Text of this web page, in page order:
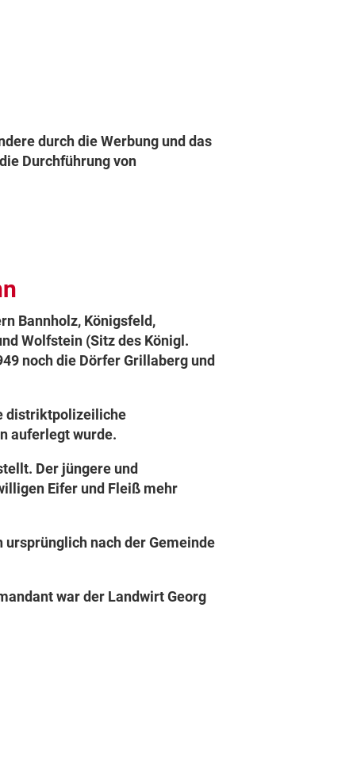
durch die Werbung und das
Durchführung von
Bannholz, Königsfeld,
Wolfstein (Sitz des Königl.
noch die Dörfer Grillaberg und
distriktpolizeiliche
auferlegt wurde.
Der jüngere und
Eifer und Fleiß mehr
nach der Gemeinde
war der Landwirt Georg